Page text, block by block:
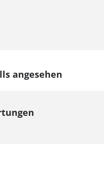
angesehen